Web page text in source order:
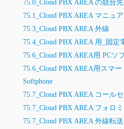
75.0_Cloud PBX AREA の競合先
75.1_Cloud PBX AREA マニュ
75.3_Cloud PBX AREA 外線
75.4_Cloud PBX AREA 用_固定
75.6_Cloud PBX AREA用 PCソ
75.6_Cloud PBX AREA用スマ
Softphone
75.7_Cloud PBX AREA コール
75.7_Cloud PBX AREA フォロ
75.7_Cloud PBX AREA 外線転送